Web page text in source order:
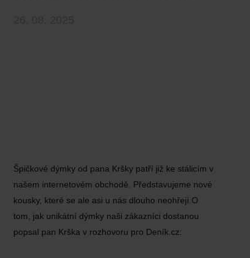
Špičkové dýmky od pana Kršky patří již ke stálicím v
našem internetovém obchodě. Představujeme nové
kousky, které se ale asi u nás dlouho neohřejí.O
tom, jak unikátní dýmky naši zákazníci dostanou
popsal pan Krška v rozhovoru pro Deník.cz: